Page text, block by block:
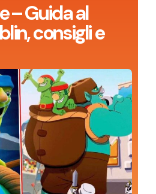
– Guida al
consigli e